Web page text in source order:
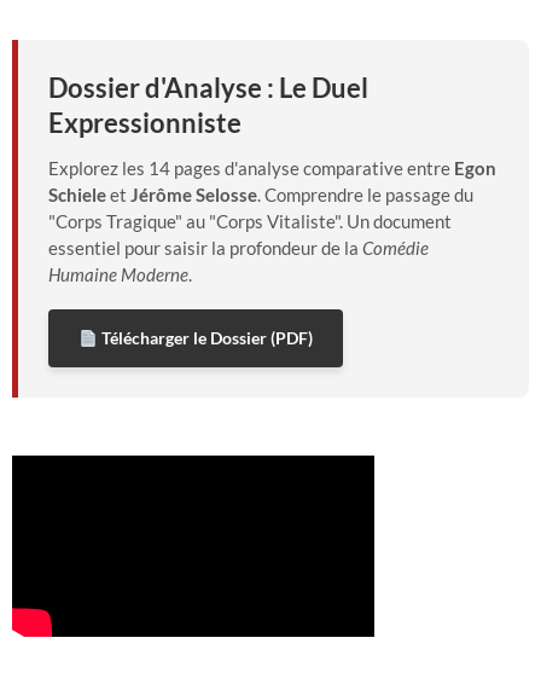
Dossier d'Analyse : Le Duel
Expressionniste
Explorez les 14 pages d'analyse comparative entre Egon
Schieleet Jérôme Selosse. Comprendre le passage du
"Corps Tragique" au "Corps Vitaliste". Un document
essentiel pour saisir la profondeur de la Comédie
Humaine Moderne.
Télécharger le Dossier (PDF)